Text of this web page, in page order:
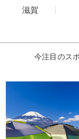
滋賀
今注目のス